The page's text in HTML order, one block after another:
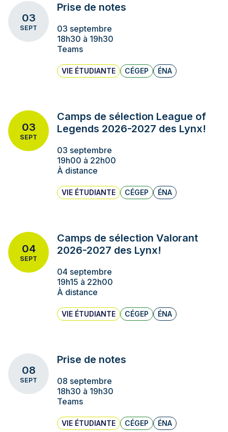
03
SEPT
Prise de notes
03 septembre
18h30 à 19h30
Teams
VIE ÉTUDIANTE CÉGEP ÉNA
03
SEPT
Camps de sélection League of
Legends 2026-2027 des Lynx!
03 septembre
19h00 à 22h00
À distance
VIE ÉTUDIANTE CÉGEP ÉNA
04
SEPT
Camps de sélection Valorant
2026-2027 des Lynx!
04 septembre
19h15 à 22h00
À distance
VIE ÉTUDIANTE CÉGEP ÉNA
08
SEPT
Prise de notes
08 septembre
18h30 à 19h30
Teams
VIE ÉTUDIANTE CÉGEP ÉNA